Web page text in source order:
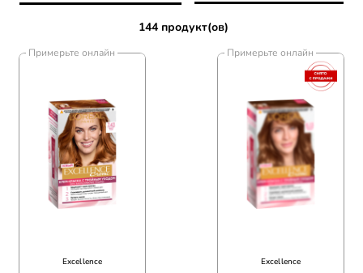
144 продукт(ов)
Примерьте онлайн
Excellence
Примерьте онлайн
Excellence